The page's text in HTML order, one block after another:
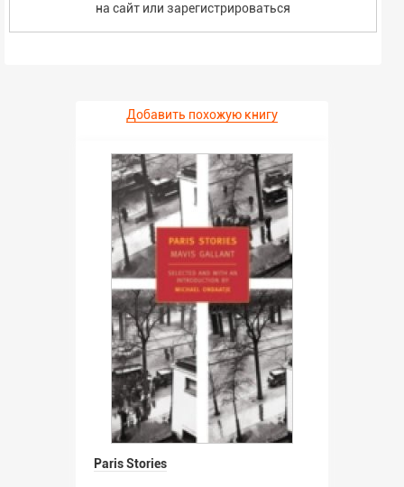
на сайт или зарегистрироваться
Добавить похожую книгу
Paris Stories